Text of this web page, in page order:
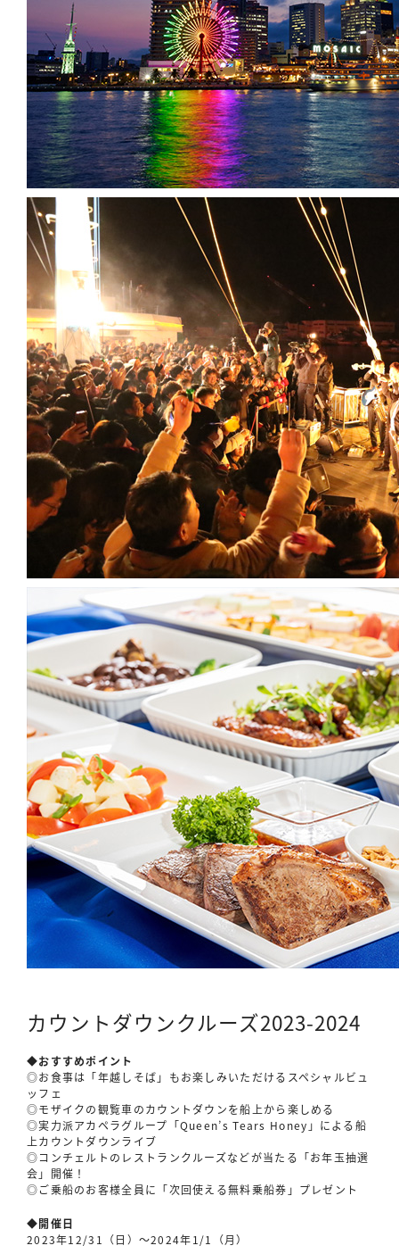
カウントダウンクルーズ2023-2024
◆おすすめポイント
◎お食事は「年越しそば」もお楽しみいただけるスペシャルビュ
ッフェ
◎モザイクの観覧車のカウントダウンを船上から楽しめる
◎実力派アカペラグループ「Queen’s Tears Honey」による船
上カウントダウンライブ
◎コンチェルトのレストランクルーズなどが当たる「お年玉抽選
会」開催！
◎ご乗船のお客様全員に「次回使える無料乗船券」プレゼント
◆開催日
2023年12/31（日）〜2024年1/1（月）